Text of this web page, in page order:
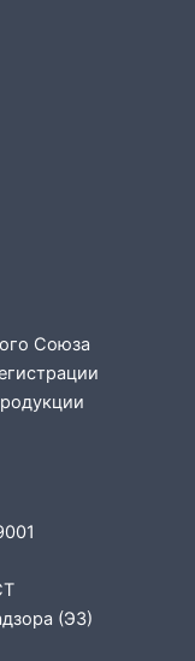
Союза
(ЭЗ)